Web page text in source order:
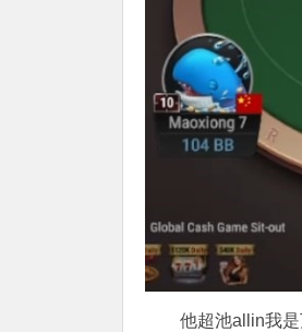
他超池allin我